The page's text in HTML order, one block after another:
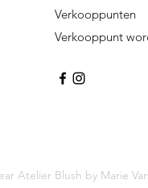
Verkooppunten
Verkooppunt
Atelier Blush by Marie